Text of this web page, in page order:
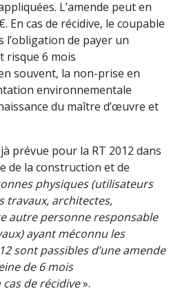
L’amende peut en
En cas de récidive, le coupable
de payer un
risque 6 mois
souvent, la non-prise en
environnementale
du maître d’œuvre et
prévue pour la RT 2012 dans
de la construction et de
physiques (utilisateurs
travaux, architectes,
autre personne responsable
ayant méconnu les
sont passibles d’une amende
de 6 mois
de récidive».